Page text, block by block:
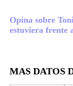
Opina sobre
estuviera frente
MAS DATOS